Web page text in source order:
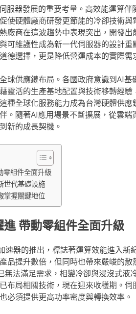
服器發展的重要考量。高效能運算
使硬體廠商研發更節能的冷卻技術
廠商在這波趨勢中表現突出，開發
可維護性成為新一代伺服器的設計
德選擇，更是降低營運成本的實際需
球供應鏈布局。各國政府意識到AI
靈活的生產基地配置與技術移轉經
種全球化服務能力成為台灣硬體供
。隨著AI應用場景不斷擴展，從雲
新的成長契機。
零組件全面升級
世代基礎設施
掌握關鍵地位
帶動零組件全面升級
速器的推出，標誌著運算效能進入新
品提升數倍，但同時也帶來嚴峻的
無法滿足需求，相變冷卻與浸沒式液
布局相關技術，現在迎來收穫期。
必須提供更高功率密度與轉換效率。